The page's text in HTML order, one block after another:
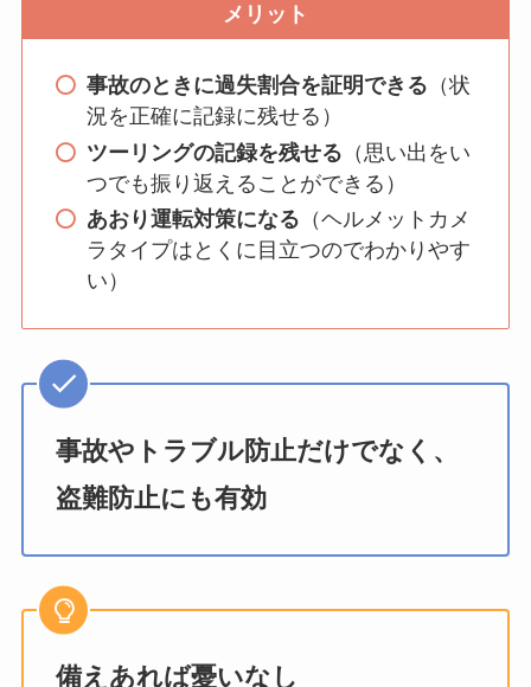
メリット
事故のときに過失割合を証明できる （状
況を正確に記録に残せる）
ツーリングの記録を残せる （思い出をい
つでも振り返えることができる）
あおり運転対策になる （ヘルメットカメ
ラタイプはとくに目立つのでわかりやす
い）
事故やトラブル防止だけでなく、
盗難防止にも有効
備えあれば憂いなし